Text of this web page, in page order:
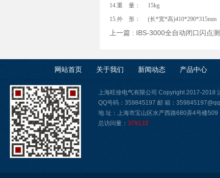
14.重 量： 15kg
15.外 形： (长*宽*高)410*290*315mm
上一篇 : IBS-3000全自动闭口闪点
网站首页 关于我们 新闻动态 产品中心
上海旺徐电气有限公司 Copyright 2017-2018
QQ号码：359845197 邮 箱：
地 址：上海市宝山区水产西路680弄4号楼509
总访问量： 379133